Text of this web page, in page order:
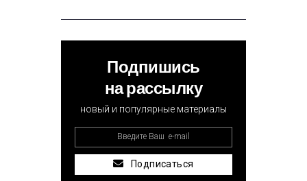
Подпишись
на рассылку
новый и популярные материалы
Подписаться